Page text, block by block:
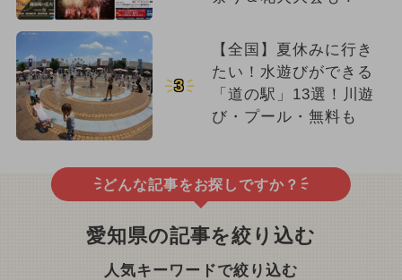
3
【全国】夏休みに行き
たい！水遊びができる
「道の駅」13選！川遊
び・プール・無料も
どんな記事をお探しですか？
愛知県の記事を絞り込む
人気キーワードで絞り込む